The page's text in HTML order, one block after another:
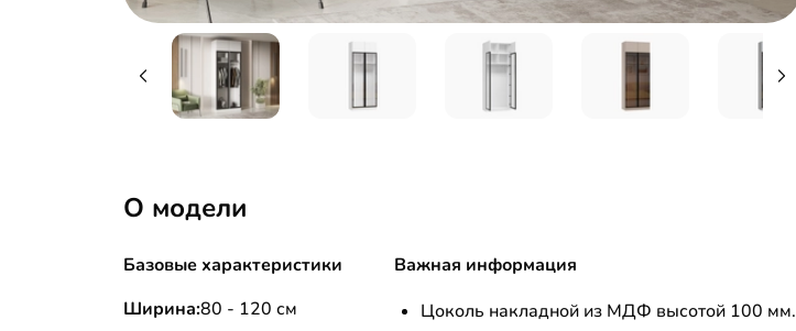
О модели
Базовые характеристики
Ширина:80 - 120 см
Важная информация
Цоколь накладной из МДФ высотой 100 мм.